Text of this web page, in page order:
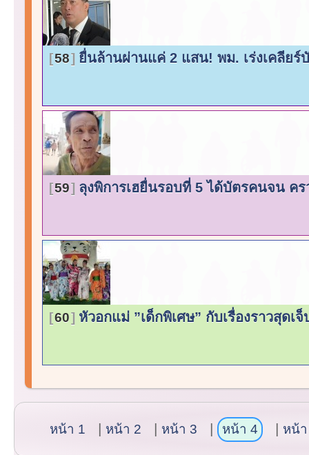
58 ยื่นล้านผ่านแค่ 2 แสน! พม. เร่งเคลีย
59 ลุงพิการเฮยื่นรอบที่ 5 ได้บัตรคนจน
60 หัวอกแม่ ”เด็กพิเศษ” กับเรื่องราวสุด
หน้า 1 หน้า 2 หน้า 3 หน้า 4 หน้